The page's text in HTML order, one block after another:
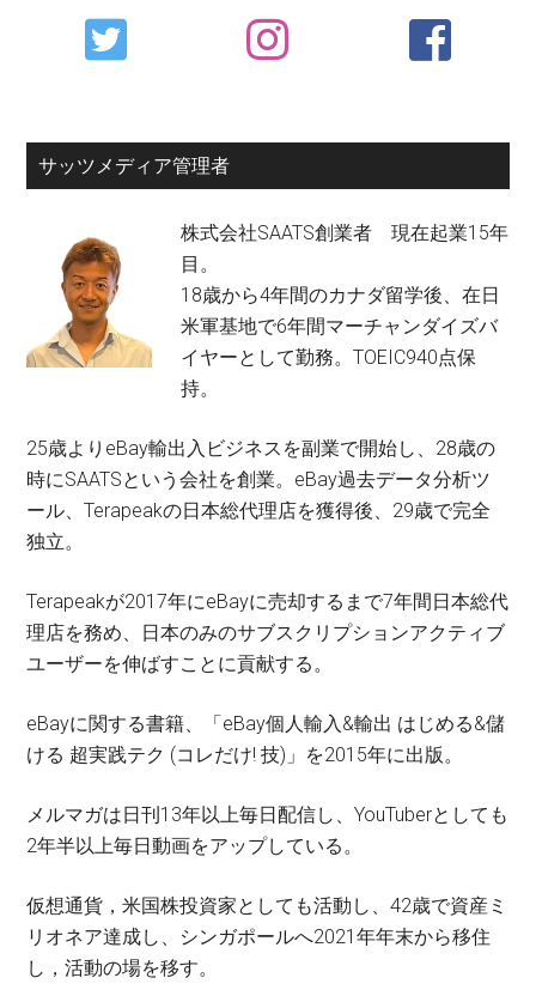
Primary
Sidebar
サッツメディア管理者
株式会社SAATS創業者 現在起業15年
目。
18歳から4年間のカナダ留学後、在日
米軍基地で6年間マーチャンダイズバ
イヤーとして勤務。TOEIC940点保
持。
25歳よりeBay輸出入ビジネスを副業で開始し、28歳の
時にSAATSという会社を創業。eBay過去データ分析ツ
ール、Terapeakの日本総代理店を獲得後、29歳で完全
独立。
Terapeakが2017年にeBayに売却するまで7年間日本総代
理店を務め、日本のみのサブスクリプションアクティブ
ユーザーを伸ばすことに貢献する。
eBayに関する書籍、「eBay個人輸入&輸出 はじめる&儲
ける 超実践テク (コレだけ! 技)」を2015年に出版。
メルマガは日刊13年以上毎日配信し、YouTuberとしても
2年半以上毎日動画をアップしている。
仮想通貨，米国株投資家としても活動し、42歳で資産ミ
リオネア達成し、シンガポールへ2021年年末から移住
し，活動の場を移す。